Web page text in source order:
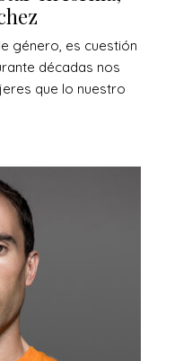
género, es cuestión
décadas nos
que lo nuestro